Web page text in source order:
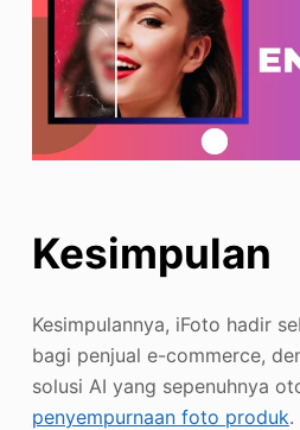
Kesimpulan
Kesimpulannya, iFoto hadir
bagi penjual e-commerce,
solusi AI yang sepenuhnya
penyempurnaan foto produk.